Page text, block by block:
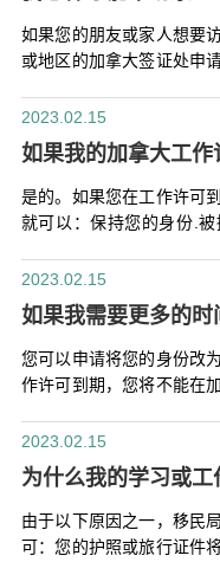
如果您的朋友或家人想要
或地区的加拿大签证处申
2023.02.15
是的。如果您在工作许可
就可以：保持您的身份.被
2023.02.15
您可以申请将您的身份改
作许可到期，您将不能在
2023.02.15
为什么我的学习或工
由于以下原因之一，移民
可：您的护照或旅行证件